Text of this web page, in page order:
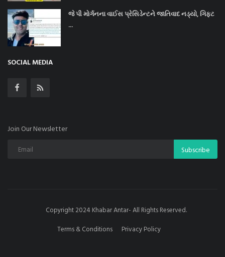
જે પી મોર્ગનના વાઈસ પ્રેસિડેન્ટને જાતિવાદ નડ્યો, ગિફ્ટ
...
SOCIAL MEDIA
Join Our Newsletter
Subscribe
Copyright 2024 Khabar Antar- All Rights Reserved.
Terms & Conditions
Privacy Policy